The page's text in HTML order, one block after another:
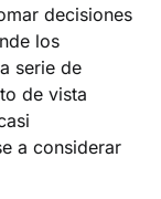
decisiones
los
serie de
de vista
a considerar